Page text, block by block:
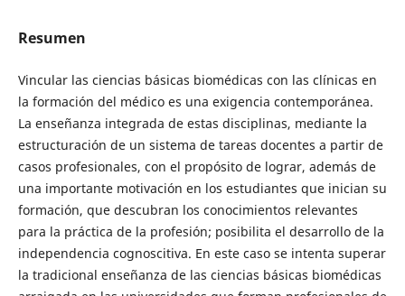
Resumen
Vincular las ciencias básicas biomédicas con las clínicas en
la formación del médico es una exigencia contemporánea.
La enseñanza integrada de estas disciplinas, mediante la
estructuración de un sistema de tareas docentes a partir de
casos profesionales, con el propósito de lograr, además de
una importante motivación en los estudiantes que inician su
formación, que descubran los conocimientos relevantes
para la práctica de la profesión; posibilita el desarrollo de la
independencia cognoscitiva. En este caso se intenta superar
la tradicional enseñanza de las ciencias básicas biomédicas